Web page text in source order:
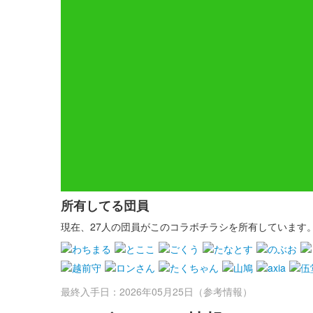
所有してる団員
現在、27人の団員がこのコラボチラシを所有しています
最終入手日：2026年05月25日（参考情報）